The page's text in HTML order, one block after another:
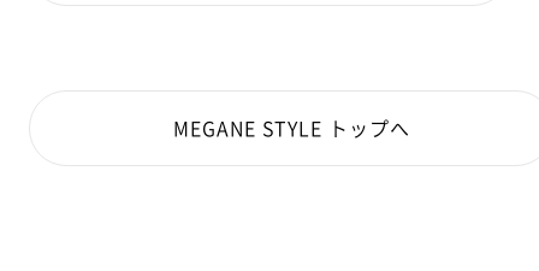
Airframeにおいては一際目を惹くシリーズ】です:)
かけ心地が柔らかくて且つ洒落たフレームが
多数揃っておりますので、
どうぞオンライン、店頭にて
お試しくださいませ☺️
MEGANE STYLE トップへ